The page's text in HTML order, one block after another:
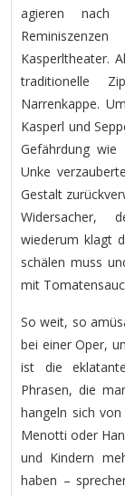
agieren nach
Kasperltheater.
traditionelle
Narrenkappe.
Kasperl und
Gefährdung
Unke
Gestalt
Widersacher,
wiederum klagt
schälen muss
mit
So weit, so
bei einer Oper,
ist die
Phrasen, die
hangeln sich
Menotti oder
und Kindern
haben –